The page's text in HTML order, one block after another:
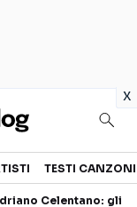
x
TESTI CANZONI
Celentano: gli